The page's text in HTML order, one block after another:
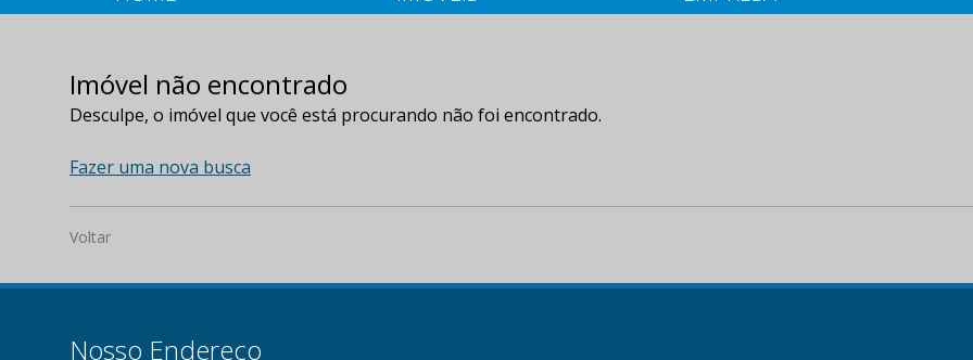
Imóvel não encontrado
Desculpe, o imóvel que você está procurando não foi encontrado.
Fazer uma nova busca
Voltar
Nosso Endereço